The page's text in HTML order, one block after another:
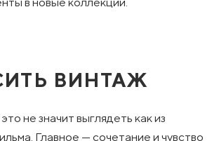
ВИНТАЖ
не значит выглядеть как из
Главное — сочетание и чувство